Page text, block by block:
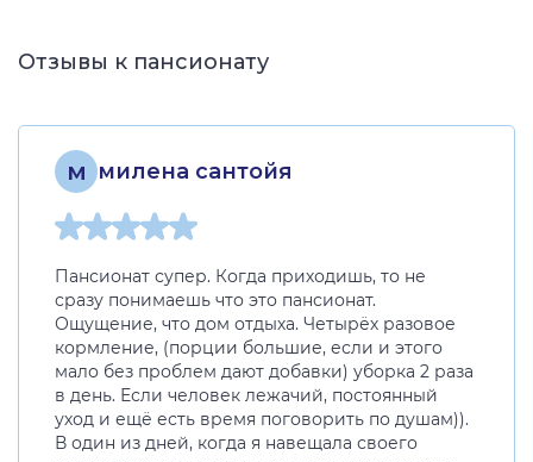
Отзывы к пансионату
м милена сантойя
Пансионат супер. Когда приходишь, то не
сразу понимаешь что это пансионат.
Ощущение, что дом отдыха. Четырёх разовое
кормление, (порции большие, если и этого
мало без проблем дают добавки) уборка 2 раза
в день. Если человек лежачий, постоянный
уход и ещё есть время поговорить по душам)).
В один из дней, когда я навещала своего